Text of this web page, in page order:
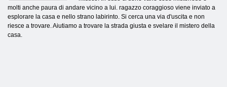
molti anche paura di andare vicino a lui. ragazzo coraggioso viene inviato a
esplorare la casa e nello strano labirinto. Si cerca una via d'uscita e non
riesce a trovare. Aiutiamo a trovare la strada giusta e svelare il mistero della
casa.